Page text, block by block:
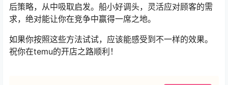
后策略，从中吸取启发。船小好调头，灵活应对顾客的需
求，绝对能让你在竞争中赢得一席之地。
如果你按照这些方法试试，应该能感受到不一样的效果。
祝你在temu的开店之路顺利！